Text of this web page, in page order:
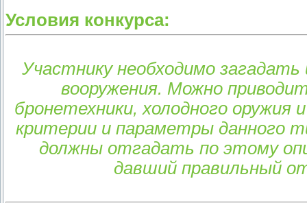
Условия конкурса:
Участнику необходимо загадать
вооружения. Можно
бронетехники, холодного оружия
критерии и параметры данного
должны отгадать по этому
давший правильный